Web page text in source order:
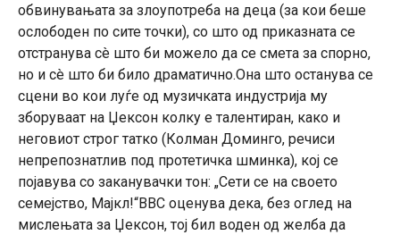
обвинувањата за злоупотреба на деца (за кои беше
ослободен по сите точки), со што од приказната се
отстранува сè што би можело да се смета за спорно,
но и сè што би било драматично.Она што останува се
сцени во кои луѓе од музичката индустрија му
зборуваат на Џексон колку е талентиран, како и
неговиот строг татко (Колман Доминго, речиси
непрепознатлив под протетичка шминка), кој се
појавува со заканувачки тон: „Сети се на своето
семејство, Мајкл!“BBC оценува дека, без оглед на
мислењата за Џексон, тој бил воден од желба да